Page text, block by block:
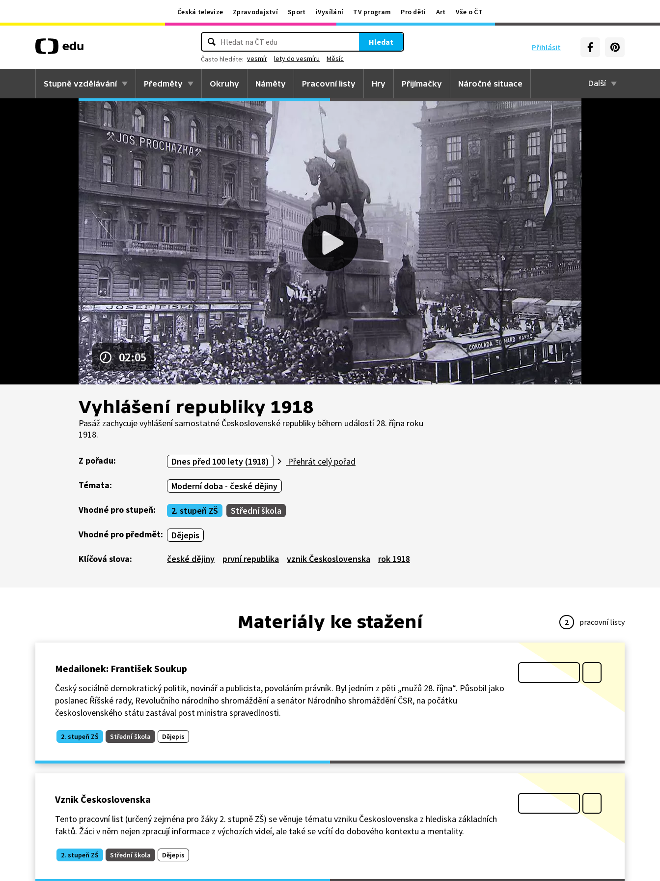
Česká televize Zpravodajství Sport iVysílání TV program Pro děti Art Vše o ČT
Přihlásit
Hledat
Často hledáte: vesmír lety do vesmíru Měsíc
Stupně vzdělávání Předměty Okruhy Náměty Pracovní listy Hry Přijímačky Náročné situace Další
02:05
Vyhlášení republiky 1918
Pasáž zachycuje vyhlášení samostatné Československé republiky během událostí 28. října roku
1918.
Z pořadu: Dnes před 100 lety (1918) Přehrát celý pořad
Témata: Moderní doba - české dějiny
Vhodné pro stupeň: 2. stupeň ZŠ Střední škola
Vhodné pro předmět: Dějepis
Klíčová slova: české dějiny první republika vznik Československa rok 1918
Materiály ke stažení 2 pracovní listy
Medailonek: František Soukup
Český sociálně demokratický politik, novinář a publicista, povoláním právník. Byl jedním z pěti „mužů 28. října“. Působil jako
poslanec Říšské rady, Revolučního národního shromáždění a senátor Národního shromáždění ČSR, na počátku
československého státu zastával post ministra spravedlnosti.
2. stupeň ZŠ Střední škola Dějepis
Vznik Československa
Tento pracovní list (určený zejména pro žáky 2. stupně ZŠ) se věnuje tématu vzniku Československa z hlediska základních
faktů. Žáci v něm nejen zpracují informace z výchozích videí, ale také se vcítí do dobového kontextu a mentality.
2. stupeň ZŠ Střední škola Dějepis